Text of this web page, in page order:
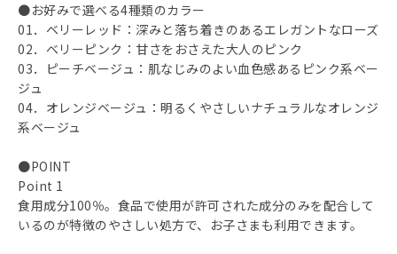
●お好みで選べる4種類のカラー
01．ベリーレッド：深みと落ち着きのあるエレガントなローズ
02．ベリーピンク：甘さをおさえた大人のピンク
03．ピーチベージュ：肌なじみのよい血色感あるピンク系ベー
ジュ
04．オレンジベージュ：明るくやさしいナチュラルなオレンジ
系ベージュ
●POINT
Point 1
食用成分100％。食品で使用が許可された成分のみを配合して
いるのが特徴のやさしい処方で、お子さまも利用できます。